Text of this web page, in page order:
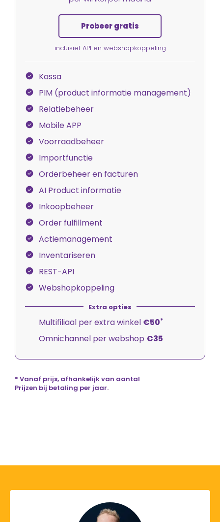
Probeer gratis
inclusief API en webshopkoppeling
Kassa
PIM (product informatie management)
Relatiebeheer
Mobile APP
Voorraadbeheer
Importfunctie
Orderbeheer en facturen
AI Product informatie
Inkoopbeheer
Order fulfillment
Actiemanagement
Inventariseren
REST-API
Webshopkoppeling
Multifiliaal per extra winkel €50*
Omnichannel per webshop €35
* Vanaf prijs, afhankelijk van aantal
Prijzen bij betaling per jaar.